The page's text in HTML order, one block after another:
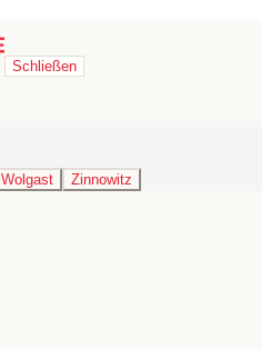
Schließen
Wolgast
Zinnowitz